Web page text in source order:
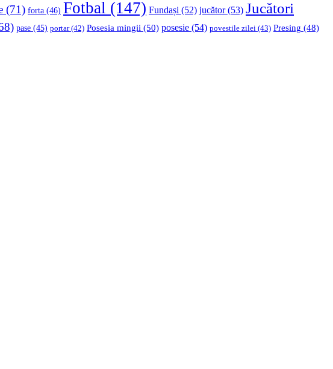
(71) forta (46) Fotbal (147) Fundași (52) jucător(53) Jucători
pase (45) portar(42) Posesia mingii (50) posesie (54) povestile zilei (43) Presing (48)